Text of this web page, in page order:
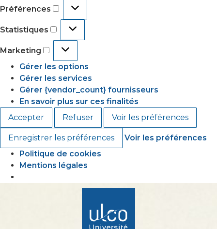
Préférences
Statistiques
Marketing
Gérer les options
Gérer les services
Gérer {vendor_count} fournisseurs
En savoir plus sur ces finalités
Accepter
Refuser Voir les préférences
Enregistrer les préférences
Voir les préférences
Politique de cookies
Mentions légales